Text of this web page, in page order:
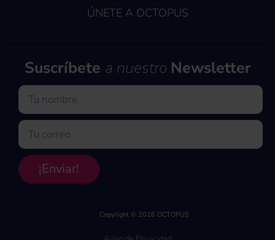
ÚNETE A OCTOPUS
Suscríbete a nuestro Newsletter
Nombre
Email
¡Enviar!
Copyright © 2026 OCTOPUS